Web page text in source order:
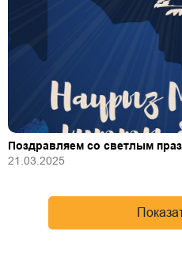
Поздравляем со светлым
21.03.2025